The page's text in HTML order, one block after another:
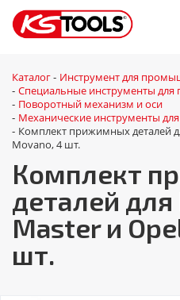
Каталог - Инструмент для
- Специальные инструменты для
- Поворотный механизм и оси
- Механические инструменты
- Комплект прижимных деталей
Movano, 4 шт.
Комплект
деталей
Master и
шт.